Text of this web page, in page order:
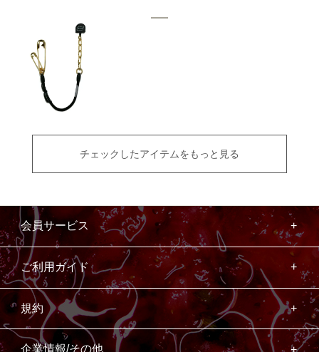
チェックしたアイテムをもっと見る
会員サービス
ご利用ガイド
規約
企業情報/その他